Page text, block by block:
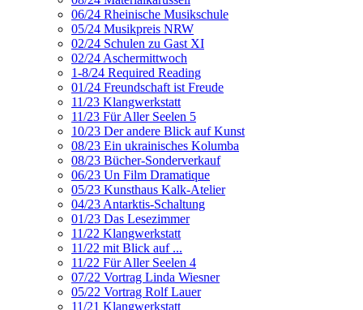
06/24 Rheinische Musikschule
05/24 Musikpreis NRW
02/24 Schulen zu Gast XI
02/24 Aschermittwoch
1-8/24 Required Reading
01/24 Freundschaft ist Freude
11/23 Klangwerkstatt
11/23 Für Aller Seelen 5
10/23 Der andere Blick auf Kunst
08/23 Ein ukrainisches Kolumba
08/23 Bücher-Sonderverkauf
06/23 Un Film Dramatique
05/23 Kunsthaus Kalk-Atelier
04/23 Antarktis-Schaltung
01/23 Das Lesezimmer
11/22 Klangwerkstatt
11/22 mit Blick auf ...
11/22 Für Aller Seelen 4
07/22 Vortrag Linda Wiesner
05/22 Vortrag Rolf Lauer
11/21 Klangwerkstatt